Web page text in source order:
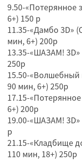
9.50-«Потерянное
6+) 150 р
11.35-«Дамбо 3D»
мин, 6+) 200р
13.35-«ШАЗАМ!
250р
15.50-
90 мин, 6+) 250р
17.15-
6+) 200р
19.00-«ШАЗАМ!
р
21.15-«Кладбище
110 мин, 18+) 250р